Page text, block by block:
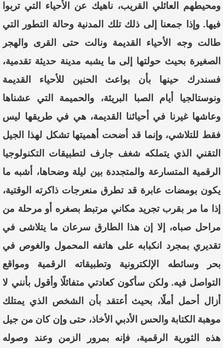
ومحيطهم العائلي القريب، ناهيك عن الأحياء التي تربوا
فيها. وإذا
جمعنا إلى ذلك تلك المدنية وحالة التطور التي
طالت وجه الأحياء
القديمةونالت حتى القرى والهجر
الصغيرة بحيث حولتها إلى ما يشبه مدينة حديثة تقدمية،
فسندرك حينها بأن بواعث الحنين للأحياء القديمة
ونوستالجيا أيام الصبا البريئة، والحميمة
التي عشناها
وعاشها غيرنا في أحيائنا القديمة،هي في طريقها ليس
فقط للتلاشي، وإنما قد أضحت أهميتها تشكل لهذا الجيل
التقني الذي يتملكه شغف جارف لتطبيقات التكنولوجيا
الرقمية المتسارعة والمتجددة بين ليلةوضحاها، أشبه ما
يكون بومضات عابرة قد تطرق منعرجات ذاكرته الوقتية،
إذا ما مر بقرب تجريد مكاني مرتبط بصغره أو مرحلة من
مراحل صباه، إلا إن هذا الطارق سرعان ما يتلاشى في
تقديري بمجرد انكبابه على هاتفه المحمول والغوص في
بحر وسائطه الإلكترونية وتطبيقاته الرقمية ومواقع
التواصل فيه.ولكن سأكون كعادتي متفائلًا وأقول بأنني لا
أزال أحمل أملًا، بحيث أعتقد بأن الشخص الذي يمتلك
موهبة الكتابة والحس الأدبي الأخاذ، حتى وإن كان من جيل
هذه الثورية الرقمية، فإنه بمرور الزمن وعند وصوله